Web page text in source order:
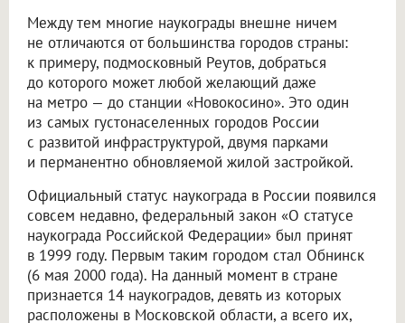
Между тем многие наукограды внешне ничем
не отличаются от большинства городов страны:
к примеру, подмосковный Реутов, добраться
до которого может любой желающий даже
на метро — до станции «Новокосино». Это один
из самых густонаселенных городов России
с развитой инфраструктурой, двумя парками
и перманентно обновляемой жилой застройкой.
Официальный статус наукограда в России появился
совсем недавно, федеральный закон «О статусе
наукограда Российской Федерации» был принят
в 1999 году. Первым таким городом стал Обнинск
(6 мая 2000 года). На данный момент в стране
признается 14 наукоградов, девять из которых
расположены в Московской области, а всего их,